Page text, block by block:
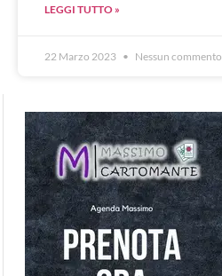
LEGGI TUTTO »
22 Marzo 2023 Nessun commento